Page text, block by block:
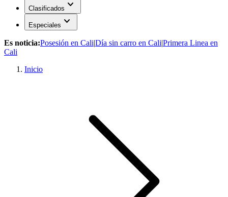
Clasificados expand_more
Especiales expand_more
Es noticia:Posesión en Cali|Día sin carro en Cali|Primera Linea en
Cali
Inicio